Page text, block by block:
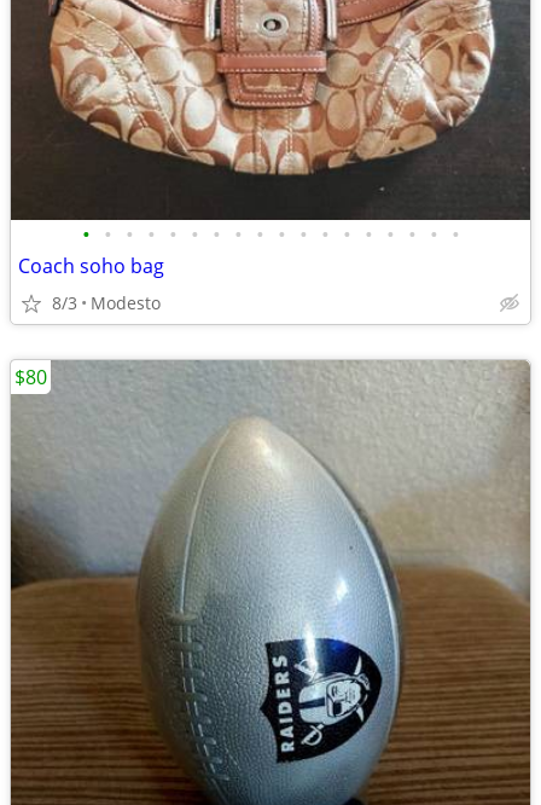
• • • • • • • • • • • • • • • • • •
Coach soho bag
8/3 Modesto
$80